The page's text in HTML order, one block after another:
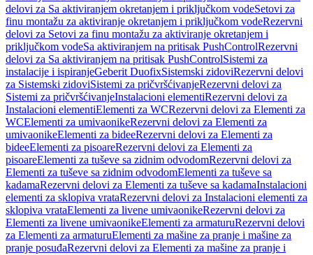
delovi za Sa aktiviranjem okretanjem i priključkom vodeSetovi za
finu montažu za aktiviranje okretanjem i priključkom vodeRezervni
delovi za Setovi za finu montažu za aktiviranje okretanjem i
priključkom vodeSa aktiviranjem na pritisak PushControlRezervni
delovi za Sa aktiviranjem na pritisak PushControlSistemi za
instalacije i ispiranjeGeberit DuofixSistemski zidoviRezervni delovi
za Sistemski zidoviSistemi za pričvršćivanjeRezervni delovi za
Sistemi za pričvršćivanjeInstalacioni elementiRezervni delovi za
Instalacioni elementiElementi za WCRezervni delovi za Elementi za
WCElementi za umivaonikeRezervni delovi za Elementi za
umivaonikeElementi za bideeRezervni delovi za Elementi za
bideeElementi za pisoareRezervni delovi za Elementi za
pisoareElementi za tuševe sa zidnim odvodomRezervni delovi za
Elementi za tuševe sa zidnim odvodomElementi za tuševe sa
kadamaRezervni delovi za Elementi za tuševe sa kadamaInstalacioni
elementi za sklopiva vrataRezervni delovi za Instalacioni elementi za
sklopiva vrataElementi za livene umivaonikeRezervni delovi za
Elementi za livene umivaonikeElementi za armaturuRezervni delovi
za Elementi za armaturuElementi za mašine za pranje i mašine za
pranje posuđaRezervni delovi za Elementi za mašine za pranje i